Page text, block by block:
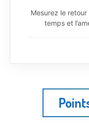
Mesurez le
temps et